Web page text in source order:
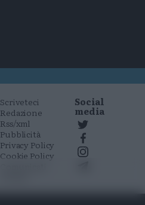
Scriveteci
Redazione
Rss/xml
Pubblicità
Privacy Policy
Cookie Policy
Social
media